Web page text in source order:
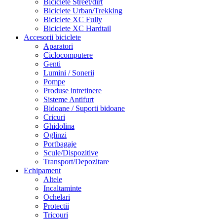
Biciclete Street/dirt
Biciclete Urban/Trekking
Biciclete XC Fully
Biciclete XC Hardtail
Accesorii biciclete
Aparatori
Ciclocomputere
Genti
Lumini / Sonerii
Pompe
Produse intretinere
Sisteme Antifurt
Bidoane / Suporti bidoane
Cricuri
Ghidolina
Oglinzi
Portbagaje
Scule/Dispozitive
Transport/Depozitare
Echipament
Altele
Incaltaminte
Ochelari
Protectii
Tricouri